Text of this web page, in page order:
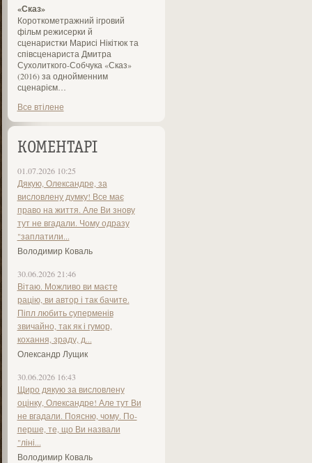
«Сказ»
Короткометражний ігровий
фільм режисерки й
сценаристки Марисі Нікітюк та
співсценариста Дмитра
Сухолиткого-Собчука «Сказ»
(2016) за однойменним
сценарієм…
Все втілене
КОМЕНТАРІ
01.07.2026 10:25
Дякую, Олександре, за
висловлену думку! Все має
право на життя. Але Ви знову
тут не вгадали. Чому одразу
"заплатили...
Володимир Коваль
30.06.2026 21:46
Вітаю. Можливо ви маєте
рацію, ви автор і так бачите.
Піпл любить суперменів
звичайно, так як і гумор,
кохання, зраду, д...
Олександр Лущик
30.06.2026 16:43
Щиро дякую за висловлену
оцінку, Олександре! Але тут Ви
не вгадали. Поясню, чому. По-
перше, те, що Ви назвали
"ліні...
Володимир Коваль